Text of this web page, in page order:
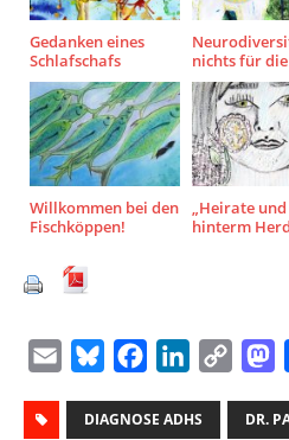
Gedanken eines
Schlafschafs
nichts für
Willkommen bei den
Fischköppen!
„Heirate
hinterm
u
c
n
s
DIAGNOSE ADHS DR.